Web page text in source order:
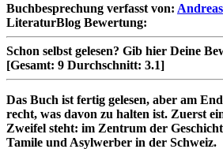
Buchbesprechung verfasst von: Andreas
LiteraturBlog Bewertung:
Schon selbst gelesen? Gib hier Deine
[Gesamt: 9 Durchschnitt: 3.1]
Das Buch ist fertig gelesen, aber am
recht, was davon zu halten ist. Zuerst
Zweifel steht: im Zentrum der
Tamile und Asylwerber in der Schweiz.